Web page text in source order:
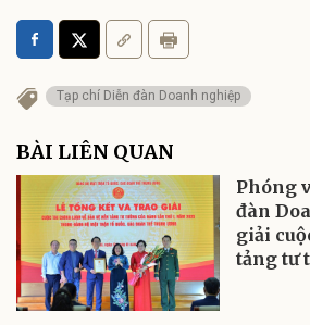
Tạp chí Diễn đàn Doanh nghiệp
BÀI LIÊN QUAN
Phóng
đàn
giải
tảng tư